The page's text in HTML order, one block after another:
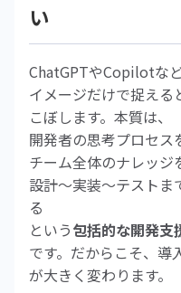
い
ChatGPTやCopilotな
イメージだけで捉える
こぼします。本質は、
開発者の思考プロセス
チーム全体のナレッジ
設計～実装～テストま
る
という包括的な開発支
です。だからこそ、導
が大きく変わります。